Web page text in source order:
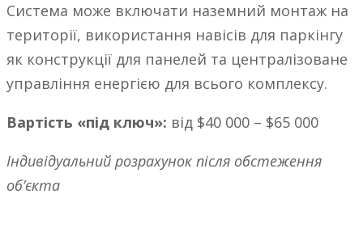
Система може включати наземний монтаж на
території, використання навісів для паркінгу
як конструкції для панелей та централізоване
управління енергією для всього комплексу.
Вартість «під ключ»: від $40 000 – $65 000
Індивідуальний розрахунок після обстеження
об’єкта